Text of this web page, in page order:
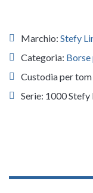
Marchio: Stefy
Categoria: Borse
Custodia per tom
Serie: 1000 Stefy